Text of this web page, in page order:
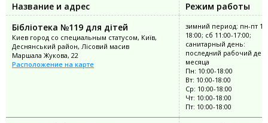
Название и адрес
Режим работы
Бібліотека №119 для дітей
Киев город со специальным статусом, Київ,
Деснянський район, Лісовий масив
Маршала Жукова, 22
Расположение на карте
зимний период: пн-пт
18:00; сб 11:00-17:00;
санитарный день:
последний рабочий
месяца
Пн: 10:00-18:00
Вт: 10:00-18:00
Ср: 10:00-18:00
Чт: 10:00-18:00
Пт: 10:00-18:00